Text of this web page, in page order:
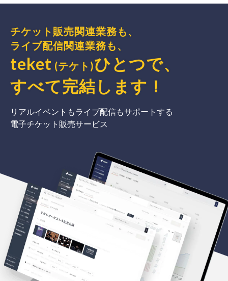
チケット販売関連業務も、
ライブ配信関連業務も、
teket (テケト)ひとつで、
すべて完結 します ！
リアルイベントもライブ配信もサポートする
電子チケット販売サービス